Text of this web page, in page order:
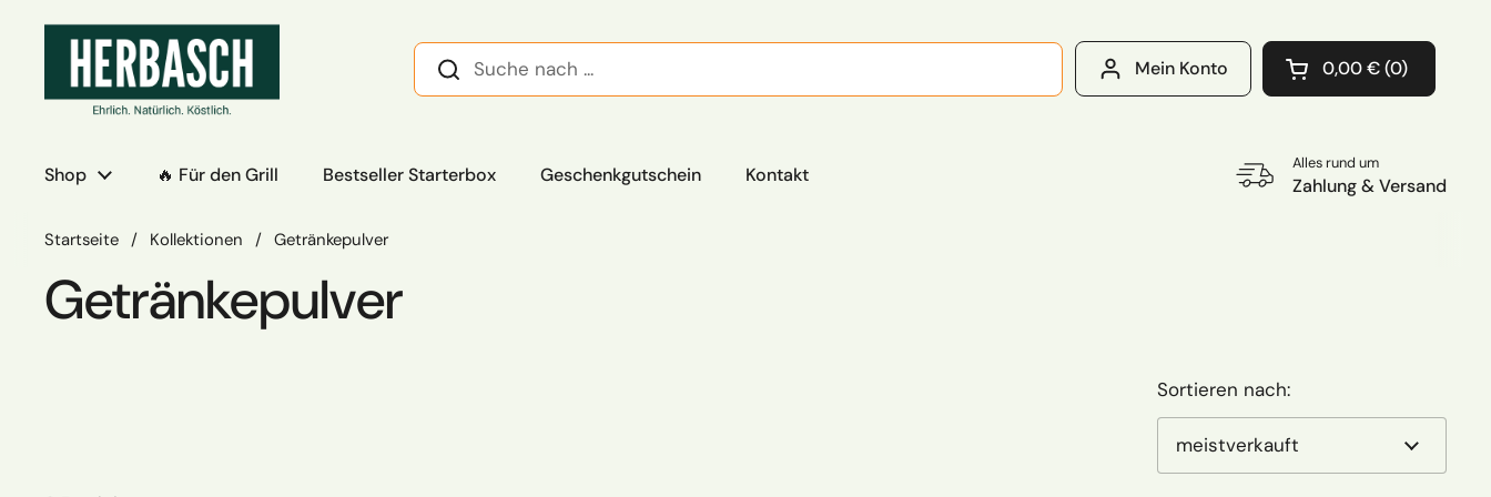
Mein Konto Warenkorb öffnen
Warenkorb
0,00 € 0
im Warenkorb
Shop 🔥 Für den Grill Bestseller Starterbox Geschenkgutschein Kontakt
Alles rund um
Zahlung & Versand
Startseite / Kollektionen / Getränkepulver
Getränkepulver
Sortieren nach: